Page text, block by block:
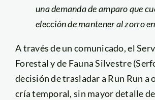
una demanda de amparo que
elección de mantener al zorro
A través de un comunicado, el
Forestal y de Fauna Silvestre
decisión de trasladar a Run Run a
cría temporal, sin mayor detalle